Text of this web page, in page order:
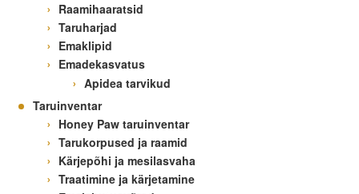
Raamihaaratsid
Taruharjad
Emaklipid
Emadekasvatus
Apidea tarvikud
Taruinventar
Honey Paw taruinventar
Tarukorpused ja raamid
Kärjepõhi ja mesilasvaha
Traatimine ja kärjetamine